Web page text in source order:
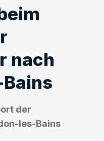
nach
der
les-Bains